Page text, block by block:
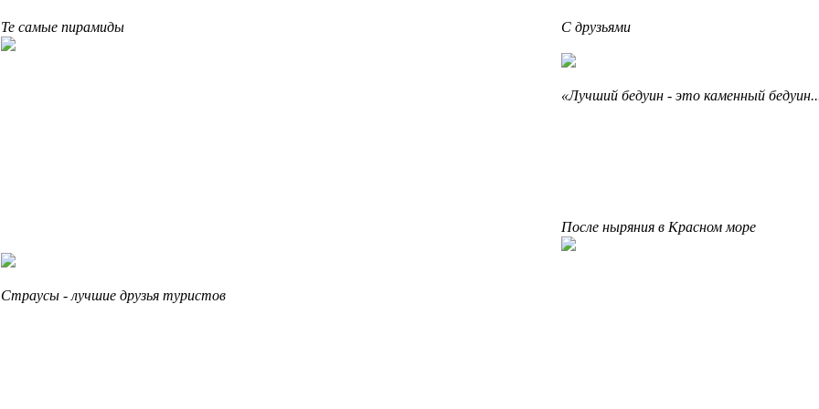
Те самые пирамиды С друзьями
«Лучший бедуин - это каменный
После ныряния в Красном море
Страусы - лучшие друзья туристов